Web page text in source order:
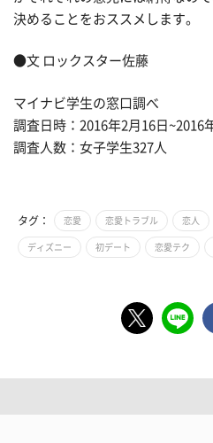
決めることをおススメします。
●文 ロックスター佐藤
マイナビ学生の窓口調べ
調査日時：2016年2月16日~2016
調査人数：女子学生327人
タグ： 恋愛 恋愛トラブル 恋人
ディズニー 初デート 恋愛テク